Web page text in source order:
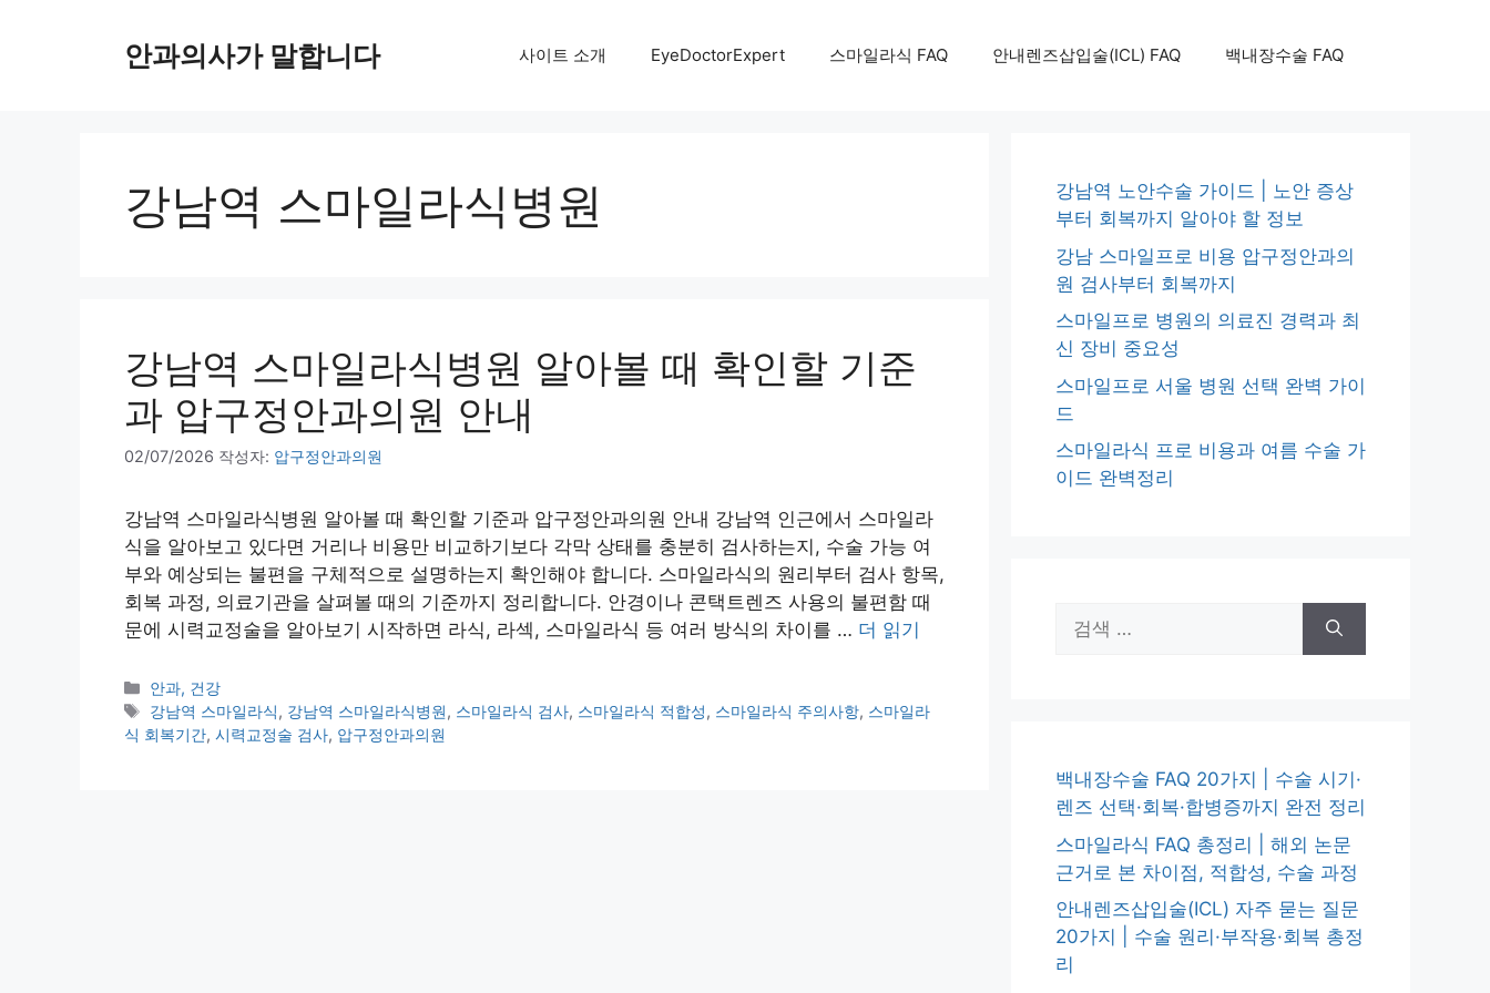
안과의사가 말합니다 사이트 소개 EyeDoctorExpert 스마일라식 FAQ 안내렌즈삽입술(ICL) FAQ 백내장수술 FAQ
강남역 스마일라식병원
강남역 스마일라식병원 알아볼 때 확인할 기준
과 압구정안과의원 안내
02/07/2026 작성자: 압구정안과의원
강남역 스마일라식병원 알아볼 때 확인할 기준과 압구정안과의원 안내 강남역 인근에서 스마일라
식을 알아보고 있다면 거리나 비용만 비교하기보다 각막 상태를 충분히 검사하는지, 수술 가능 여
부와 예상되는 불편을 구체적으로 설명하는지 확인해야 합니다. 스마일라식의 원리부터 검사 항목,
회복 과정, 의료기관을 살펴볼 때의 기준까지 정리합니다. 안경이나 콘택트렌즈 사용의 불편함 때
문에 시력교정술을 알아보기 시작하면 라식, 라섹, 스마일라식 등 여러 방식의 차이를 … 더 읽기
카
테
고
안과, 건강
태
그
강남역 스마일라식, 강남역 스마일라식병원, 스마일라식 검사, 스마일라식 적합성, 스마일라식 주의사항, 스마일라
식 회복기간, 시력교정술 검사, 압구정안과의원
강남역 노안수술 가이드 | 노안 증상
부터 회복까지 알아야 할 정보
강남 스마일프로 비용 압구정안과의
원 검사부터 회복까지
스마일프로 병원의 의료진 경력과 최
신 장비 중요성
스마일프로 서울 병원 선택 완벽 가이
드
스마일라식 프로 비용과 여름 수술 가
이드 완벽정리
색:
백내장수술 FAQ 20가지 | 수술 시기·
렌즈 선택·회복·합병증까지 완전 정리
스마일라식 FAQ 총정리 | 해외 논문
근거로 본 차이점, 적합성, 수술 과정
안내렌즈삽입술(ICL) 자주 묻는 질문
20가지 | 수술 원리·부작용·회복 총정
리